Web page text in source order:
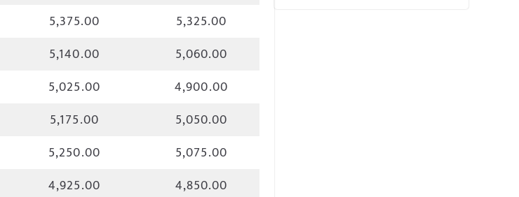
5,375.00
5,325.00
5,140.00
5,060.00
5,025.00
4,900.00
5,175.00
5,050.00
5,250.00
5,075.00
4,925.00
4,850.00